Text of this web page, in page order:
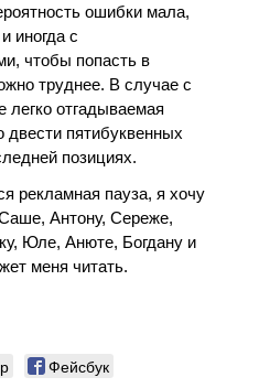
ошибки мала,
иногда с
чтобы попасть в
труднее. В случае с
легко отгадываемая
пятибуквенных
позициях.
рекламная пауза, я хочу
Антону, Сереже,
Юле, Анюте, Богдану и
меня читать.
Фейсбук